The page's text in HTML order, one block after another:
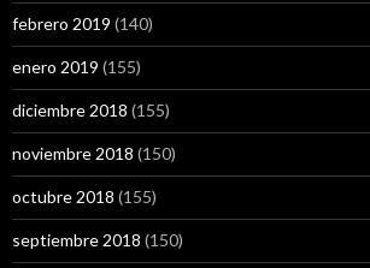
febrero 2019 (140)
enero 2019 (155)
diciembre 2018 (155)
noviembre 2018 (150)
octubre 2018 (155)
septiembre 2018 (150)